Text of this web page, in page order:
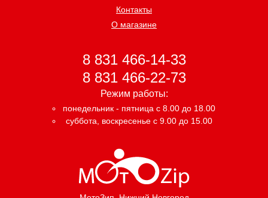
Контакты
О магазине
8 831 466-14-33
8 831 466-22-73
Режим работы:
понедельник - пятница с 8.00 до 18.00
суббота, воскресенье с 9.00 до 15.00